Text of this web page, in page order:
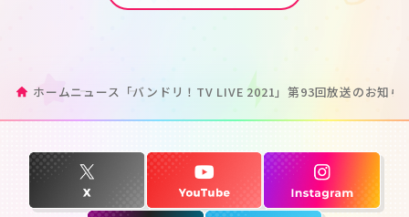
ホームニュース 「バンドリ！TV LIVE 2021」第93回放送のお知ら